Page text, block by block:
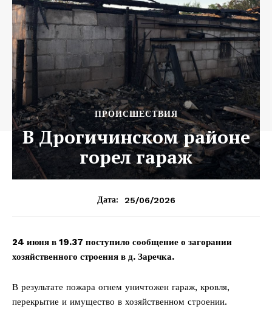
ПРОИСШЕСТВИЯ
В Дрогичинском районе
горел гараж
Дата: 25/06/2026
24 июня в 19.37 поступило сообщение о загорании
хозяйственного строения в д. Заречка.
В результате пожара огнем уничтожен гараж, кровля,
перекрытие и имущество в хозяйственном строении.